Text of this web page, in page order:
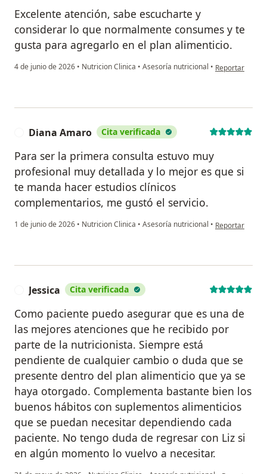
Excelente atención, sabe escucharte y
considerar lo que normalmente consumes y te
gusta para agregarlo en el plan alimenticio.
4 de junio de 2026 • Nutricion Clinica • Asesoría nutricional • en opinión del
Reportar
Diana Amaro Cita verificada
Para ser la primera consulta estuvo muy
profesional muy detallada y lo mejor es que si
te manda hacer estudios clínicos
complementarios, me gustó el servicio.
1 de junio de 2026 • Nutricion Clinica • Asesoría nutricional • en opinión del
Reportar
Jessica Cita verificada
Como paciente puedo asegurar que es una de
las mejores atenciones que he recibido por
parte de la nutricionista. Siempre está
pendiente de cualquier cambio o duda que se
presente dentro del plan alimenticio que ya se
haya otorgado. Complementa bastante bien los
buenos hábitos con suplementos alimenticios
que se puedan necesitar dependiendo cada
paciente. No tengo duda de regresar con Liz si
en algún momento lo vuelvo a necesitar.